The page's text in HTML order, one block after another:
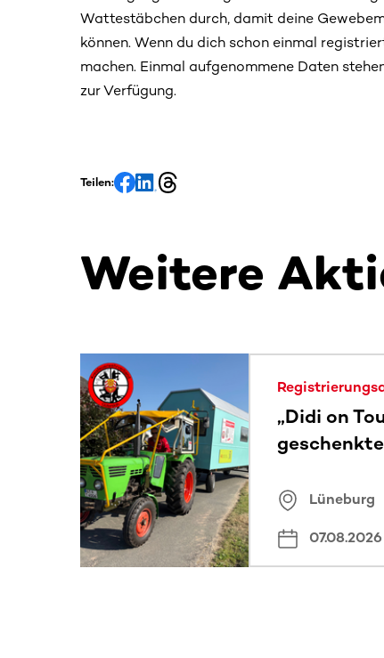
Wattestäbchen durch, damit deine
können. Wenn du dich schon einmal
machen. Einmal aufgenommene Daten
zur Verfügung.
Teilen:
Weitere
Dieser Bereich enthält horizontal scrollbare
„Didi on
Lüneburg
07.08.2026